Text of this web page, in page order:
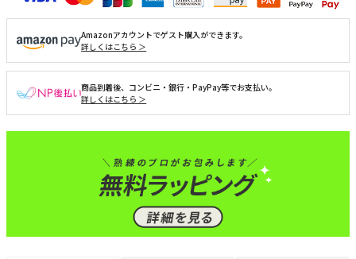
Amazonアカウントでゲスト購入ができます。
詳しくはこちら ＞
商品到着後、コンビニ・銀行・PayPay等でお支払い。
詳しくはこちら ＞